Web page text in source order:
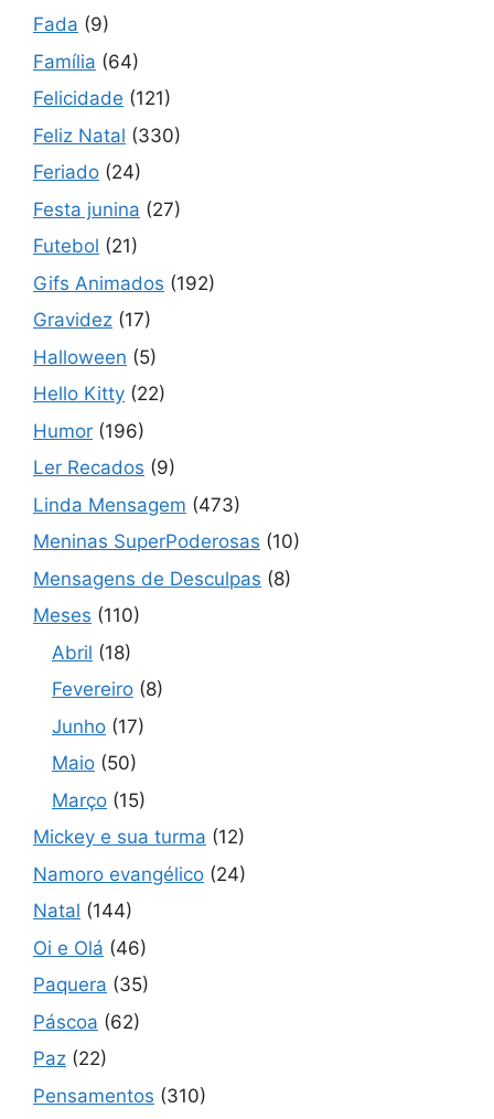
Fada (9)
Família (64)
Felicidade (121)
Feliz Natal (330)
Feriado (24)
Festa junina (27)
Futebol (21)
Gifs Animados (192)
Gravidez (17)
Halloween (5)
Hello Kitty (22)
Humor (196)
Ler Recados (9)
Linda Mensagem (473)
Meninas SuperPoderosas (10)
Mensagens de Desculpas (8)
Meses (110)
Abril (18)
Fevereiro (8)
Junho (17)
Maio (50)
Março (15)
Mickey e sua turma (12)
Namoro evangélico (24)
Natal (144)
Oi e Olá (46)
Paquera (35)
Páscoa (62)
Paz (22)
Pensamentos (310)